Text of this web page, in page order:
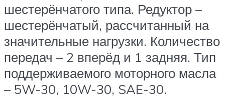
шестерёнчатого типа. Редуктор –
шестерёнчатый, рассчитанный на
значительные нагрузки. Количество
передач – 2 вперёд и 1 задняя. Тип
поддерживаемого моторного масла
– 5W-30, 10W-30, SAE-30.